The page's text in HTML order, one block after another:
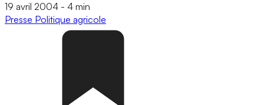
19 avril 2004 - 4 min
Presse Politique agricole